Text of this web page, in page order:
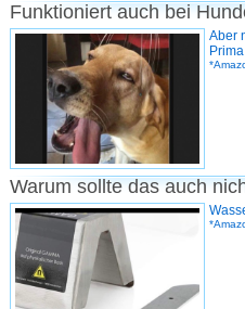
Funktioniert auch bei
Aber
Warum sollte das auch